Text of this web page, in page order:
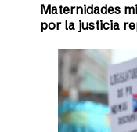
Maternidades
por la justicia